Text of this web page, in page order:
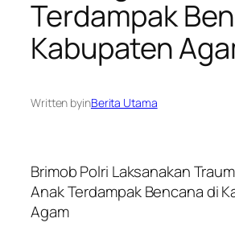
Terdampak
Kabupaten
Written byinBerita Utama
Brimob Polri Laksanakan
Anak Terdampak Bencana di
Agam